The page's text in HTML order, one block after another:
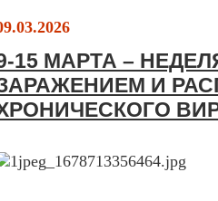
15 МАРТА –
И